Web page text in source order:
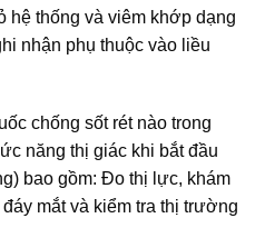
hệ thống và viêm khớp dạng
nhận phụ thuộc vào liều
chống sốt rét nào trong
năng thị giác khi bắt đầu
bao gồm: Đo thị lực, khám
mắt và kiểm tra thị trường